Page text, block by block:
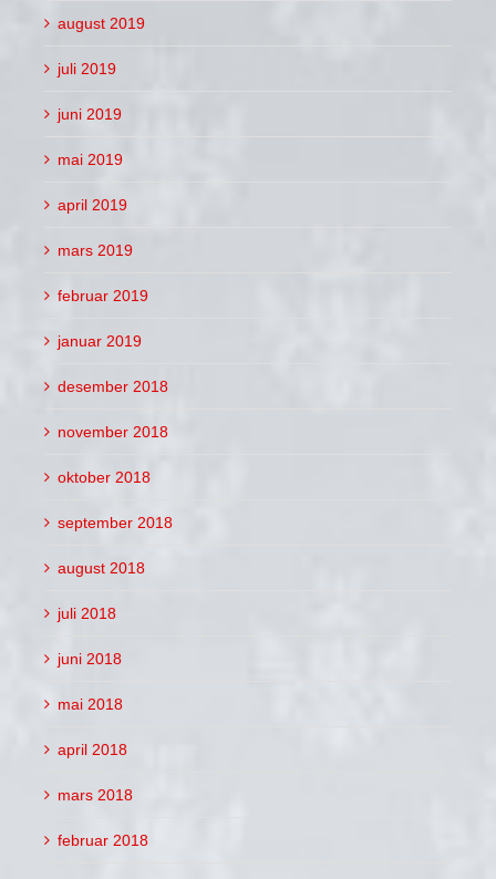
august 2019
juli 2019
juni 2019
mai 2019
april 2019
mars 2019
februar 2019
januar 2019
desember 2018
november 2018
oktober 2018
september 2018
august 2018
juli 2018
juni 2018
mai 2018
april 2018
mars 2018
februar 2018